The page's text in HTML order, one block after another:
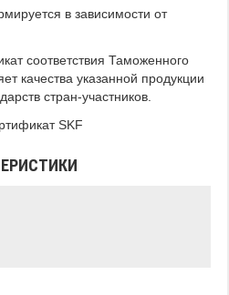
в зависимости от
соответствия Таможенного
качества указанной продукции
стран-участников.